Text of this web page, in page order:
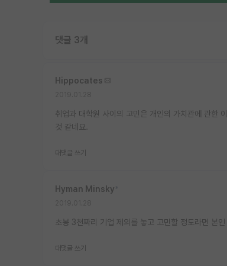
댓글 3개
Hippocates
취업과 대학원 사이의 고민은 개인의 가치관에 관한
것 같네요.
대댓글 쓰기
Hyman Minsky
초봉 3천짜리 기업 제의를 놓고 고민할 정도라면 본
대댓글 쓰기